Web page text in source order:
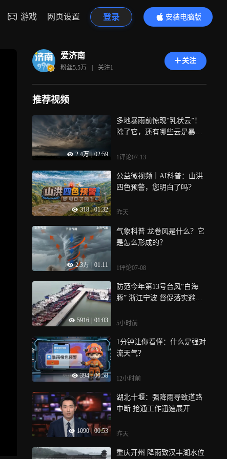
游戏 网页设置 登录
安装电脑版
内容更精彩
爱济南
粉丝5.5万 | 关注1
关注
推荐视频
2.4万 | 02:59
多地暴雨前惊现“乳状云”！
除了它，还有哪些云是暴雨
1评论07-13
318 | 01:32
公益微视频｜AI科普：山洪
四色预警，您明白了吗？
昨天
2.3万 01:11
气象科普 龙卷风是什么？它
是怎么形成的？
1评论07-08
5916 01:03
防范今年第13号台风“白海
豚” 浙江宁波 督促落实避风
5小时前
394 | 00:58
1分钟让你看懂：什么是强对
流天气？
12小时前
1090 00:53
湖北十堰：强降雨导致道路
中断 抢通工作迅速展开
昨天
重庆开州 降雨致汉丰湖水位